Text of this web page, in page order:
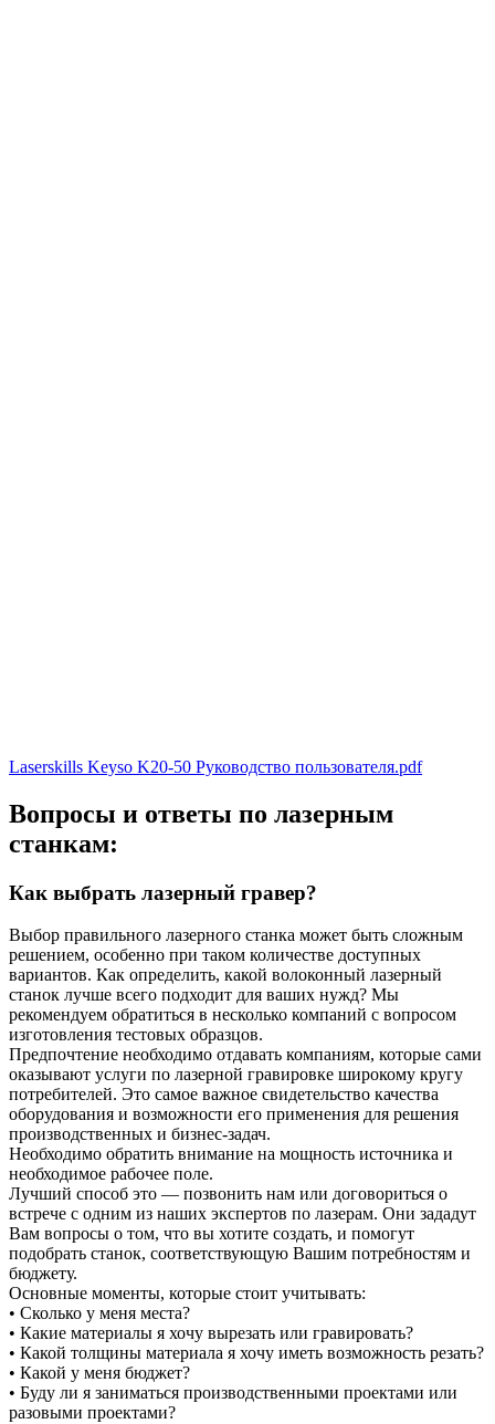
Laserskills Keyso K20-50 Руководство пользователя.pdf
Вопросы и ответы по лазерным
станкам:
Как выбрать лазерный гравер?
Выбор правильного лазерного станка может быть сложным
решением, особенно при таком количестве доступных
вариантов. Как определить, какой волоконный лазерный
станок лучше всего подходит для ваших нужд? Мы
рекомендуем обратиться в несколько компаний с вопросом
изготовления тестовых образцов.
Предпочтение необходимо отдавать компаниям, которые сами
оказывают услуги по лазерной гравировке широкому кругу
потребителей. Это самое важное свидетельство качества
оборудования и возможности его применения для решения
производственных и бизнес-задач.
Необходимо обратить внимание на мощность источника и
необходимое рабочее поле.
Лучший способ это — позвонить нам или договориться о
встрече с одним из наших экспертов по лазерам. Они зададут
Вам вопросы о том, что вы хотите создать, и помогут
подобрать станок, соответствующую Вашим потребностям и
бюджету.
Основные моменты, которые стоит учитывать:
• Сколько у меня места?
• Какие материалы я хочу вырезать или гравировать?
• Какой толщины материала я хочу иметь возможность резать?
• Какой у меня бюджет?
• Буду ли я заниматься производственными проектами или
разовыми проектами?